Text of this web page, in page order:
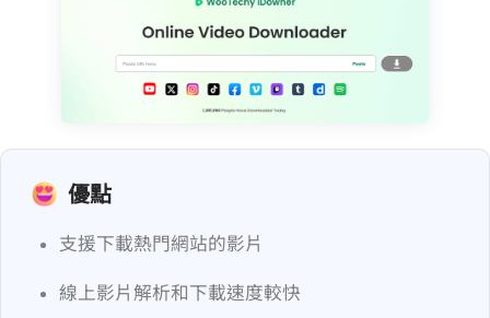
優點
支援下載熱門網站的影片
線上影片解析和下載速度較快